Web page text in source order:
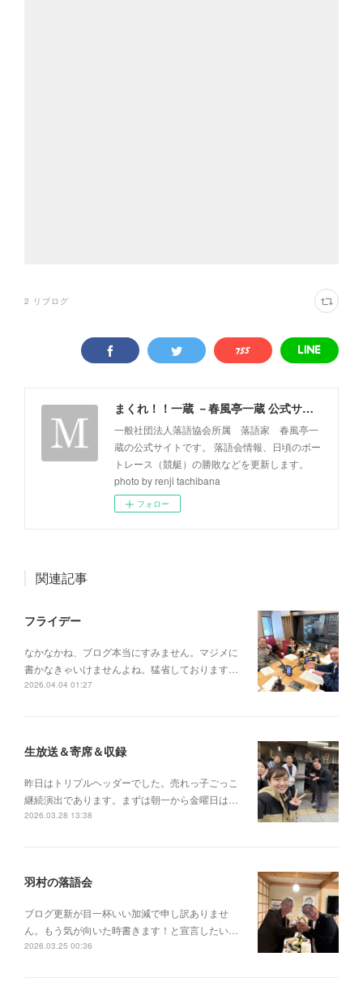
2 リブログ
まくれ！！一蔵 －春風亭一蔵 公式サイト－
一般社団法人落語協会所属 落語家 春風亭一
蔵の公式サイトです。 落語会情報、日頃のボー
トレース（競艇）の勝敗などを更新します。
photo by renji tachibana
フォロー
関連記事
フライデー
なかなかね、ブログ本当にすみません。マジメに
書かなきゃいけませんよね。猛省しております…
2026.04.04 01:27
生放送＆寄席＆収録
昨日はトリプルヘッダーでした。売れっ子ごっこ
継続演出であります。まずは朝一から金曜日は…
2026.03.28 13:38
羽村の落語会
ブログ更新が目一杯いい加減で申し訳ありませ
ん。もう気が向いた時書きます！と宣言したい…
2026.03.25 00:36